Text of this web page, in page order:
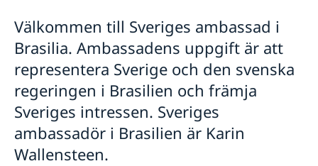
Nyheter
Karneval i Brasilien 2026
Kalendarium
Välkommen till Sveriges ambassad i
Brasilia. Ambassadens uppgift är att
representera Sverige och den svenska
regeringen i Brasilien och främja
Sveriges intressen. Sveriges
ambassadör i Brasilien är Karin
Wallensteen.